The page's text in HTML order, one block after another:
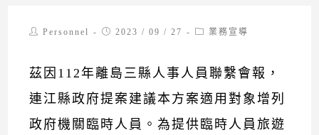
PostPersonnel
Post2023 / 09 / 27
Post業務宣導
茲因112年離島三縣人事人員聯繫會報，
連江縣政府提案建議本方案適用對象增列
政府機關臨時人員。為提供臨時人員旅遊